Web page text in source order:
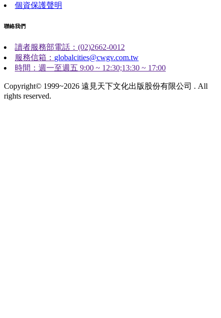
個資保護聲明
聯絡我們
讀者服務部電話：(02)2662-0012
服務信箱： globalcities@cwgv.com.tw
時間：週一至週五 9:00 ~ 12:30;13:30 ~ 17:00
Copyright© 1999~2026 遠見天下文化出版股份有限公司 . All
rights reserved.